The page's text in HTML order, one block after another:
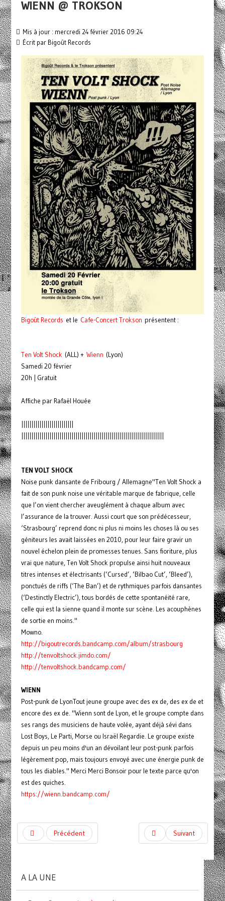
WIENN @ TROKSON
Mis à jour : mercredi 24 février 2016 09:24
Écrit par Bigoût Records
Bigoût Records et le Cafe-Concert Trokson présentent :
Ten Volt Shock (ALL) + Wienn (Lyon)
Samedi 20 février
20h | Gratuit
Affiche par Rafaël Houée
TEN VOLT SHOCK
Noise punk dansante de Fribourg / Allemagne"Ten Volt Shock a
fait de son punk noise une véritable marque de fabrique, celle
que l’on vient chercher aveuglément à chaque album avec
l’assurance de la trouver. Aussi court que son prédécesseur,
‘Strasbourg’ reprend donc ni plus ni moins les choses là ou ses
géniteurs les avait laissées en 2010, pour leur faire gravir un
nouvel échelon plein de promesses tenues. Sans fioriture, plus
vrai que nature, Ten Volt Shock propulse ainsi huit nouveaux
titres intenses et électrisants (‘Cursed’, ‘Bilbao Cut’, ‘Bleed’),
ponctués de riffs (‘The Ban’) et de rythmiques parfois dansantes
(‘Destinctly Electric’), tous bordés de cette spontanéité rare,
celle qui est la sienne quand il monte sur scène. Les acouphènes
de sortie en moins."
Mowno.
http://bigoutrecords.bandcamp.com/album/strasbourg
http://tenvoltshock.jimdo.com/
http://tenvoltshock.bandcamp.com/
WIENN
Post-punk de LyonTout jeune groupe avec des ex de, des ex de et
encore des ex de. "Wienn sont de Lyon, et le groupe compte dans
ses rangs des musiciens de haute volée, ayant déjà sévi dans
Lost Boys, Le Parti, Morse ou Israël Regardie. Le groupe existe
depuis un peu moins d'un an dévoilant leur post-punk parfois
légèrement pop, mais toujours envoyé avec une énergie punk de
tous les diables." Merci Merci Bonsoir pour le texte parce qu'on
est des quiches.
https://wienn.bandcamp.com/
Précédent Suivant
A LA UNE